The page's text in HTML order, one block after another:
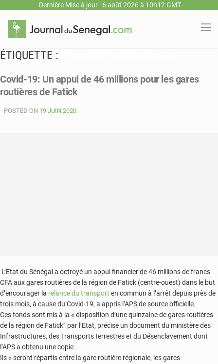
Dernière Mise à jour : 6 août 2026 à 10h12 GMT
ÉTIQUETTE :
Covid-19: Un appui de 46 millions pour les gares
routières de Fatick
POSTED ON 19 JUIN 2020
L’Etat du Sénégal a octroyé un appui financier de 46 millions de francs
CFA aux gares routières de la région de Fatick (centre-ouest) dans le but
d’encourager la relance du transport en commun à l’arrêt depuis près de
trois mois, à cause du Covid-19, a appris l’APS de source officielle.
Ces fonds sont mis à la « disposition d’une quinzaine de gares routières
de la région de Fatick’’ par l’Etat, précise un document du ministère des
Infrastructures, des Transports terrestres et du Désenclavement dont
l’APS a obtenu une copie.
Ils « seront répartis entre la gare routière régionale, les gares